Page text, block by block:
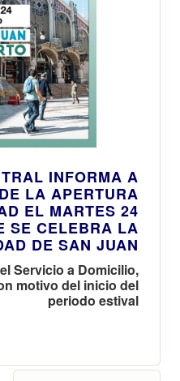
Tributaria, será
obligatorio a
partir de enero
INFORMA A
LA APERTURA
EL MARTES 24
SE CELEBRA LA
DE SAN JUAN
Servicio a Domicilio,
motivo del inicio del
periodo estival